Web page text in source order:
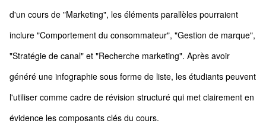
d'un cours de "Marketing", les éléments parallèles pourraient
inclure "Comportement du consommateur", "Gestion de marque",
"Stratégie de canal" et "Recherche marketing". Après avoir
généré une infographie sous forme de liste, les étudiants peuvent
l'utiliser comme cadre de révision structuré qui met clairement en
évidence les composants clés du cours.